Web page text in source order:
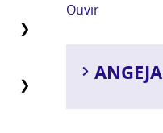
Ouvir
ANGEJA